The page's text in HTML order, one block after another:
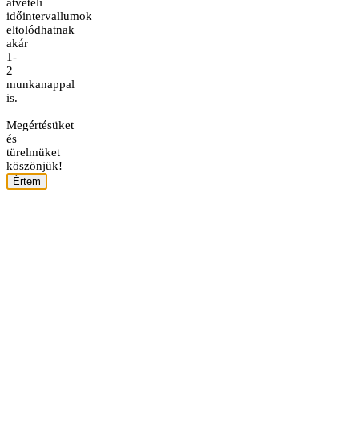
időintervallumok
eltolódhatnak
akár
1-
2
munkanappal
is.
Megértésüket
és
türelmüket
köszönjük!
Értem